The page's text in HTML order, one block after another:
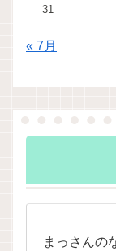
31
« 7月
まっさんの